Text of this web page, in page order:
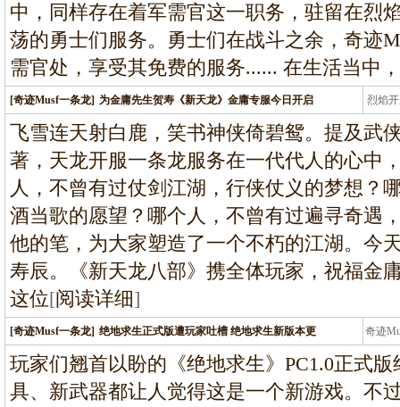
中，同样存在着军需官这一职务，驻留在烈
荡的勇士们服务。勇士们在战斗之余，奇迹
需官处，享受其免费的服务...... 在生活当中
[奇迹Musf一条龙] 为金庸先生贺寿《新天龙》金庸专服今日开启 烈焰
龙
飞雪连天射白鹿，笑书神侠倚碧鸳。提及武
著，天龙开服一条龙服务在一代代人的心中
人，不曾有过仗剑江湖，行侠仗义的梦想？
酒当歌的愿望？哪个人，不曾有过遍寻奇遇
他的笔，为大家塑造了一个不朽的江湖。今
寿辰。《新天龙八部》携全体玩家，祝福金
这位[阅读详细]
[奇迹Musf一条龙] 绝地求生正式版遭玩家吐槽 绝地求生新版本更 奇迹
条
玩家们翘首以盼的《绝地求生》PC1.0正式
具、新武器都让人觉得这是一个新游戏。不